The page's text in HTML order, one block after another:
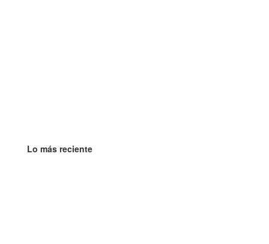
Lo más reciente